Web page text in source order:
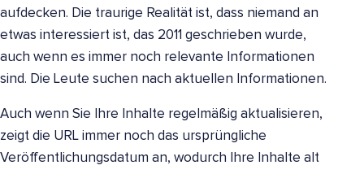
aufdecken. Die traurige Realität ist, dass niemand an
etwas interessiert ist, das 2011 geschrieben wurde,
auch wenn es immer noch relevante Informationen
sind. Die Leute suchen nach aktuellen Informationen.
Auch wenn Sie Ihre Inhalte regelmäßig aktualisieren,
zeigt die URL immer noch das ursprüngliche
Veröffentlichungsdatum an, wodurch Ihre Inhalte alt